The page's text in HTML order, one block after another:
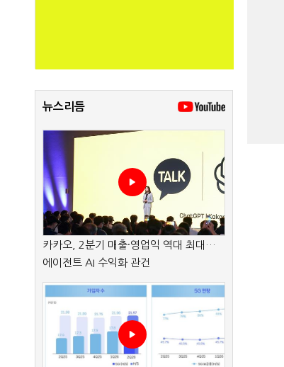
뉴스리듬
카카오, 2분기 매출·영업익 역대 최대…
에이전트 AI 수익화 관건